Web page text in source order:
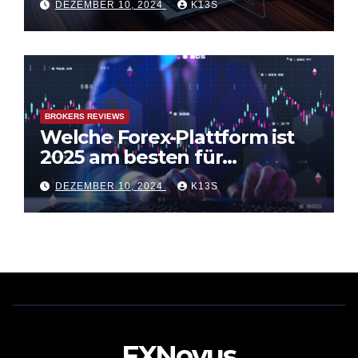
DEZEMBER 10, 2024 K13S
BROKERS REVIEWS
Welche Forex-Plattform ist
2025 am besten für
Anfänger? FXNovus vs.
andere
DEZEMBER 10, 2024 K13S